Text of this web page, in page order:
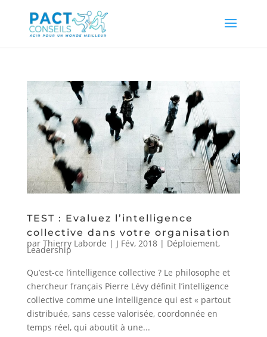
TEST : Evaluez l’intelligence
collective dans votre organisation
par Thierry Laborde | J Fév, 2018| Déploiement,
Leadership
Qu’est-ce l’intelligence collective ? Le philosophe et
chercheur français Pierre Lévy définit l’intelligence
collective comme une intelligence qui est « partout
distribuée, sans cesse valorisée, coordonnée en
temps réel, qui aboutit à une...